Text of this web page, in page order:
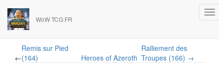
WoW TCG FR
←
Remis sur Pied
(164)
Heroes of Azeroth
Ralliement des
Troupes (166) →